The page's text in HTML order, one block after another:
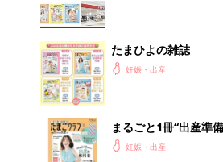
たまひよの雑誌
妊娠・出産
まるごと1冊“出産準
クラブ 夏号』〈スペ
妊娠・出産